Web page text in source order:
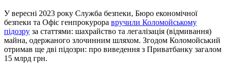
У вересні 2023 року Служба безпеки, Бюро економічної
безпеки та Офіс генпрокурора вручили Коломойському
підозру за статтями: шахрайство та легалізація (відмивання)
майна, одержаного злочинним шляхом. Згодом Коломойський
отримав ще дві підозри: про виведення з Приватбанку загалом
15 млрд грн.